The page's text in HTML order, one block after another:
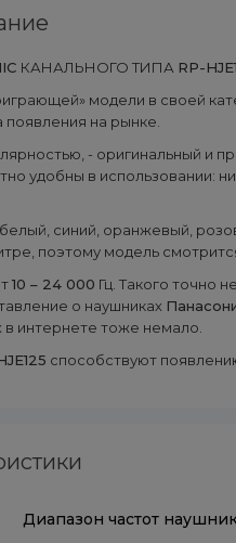
КАНАЛЬНОГО ТИПА RP-
модели в своей
на рынке.
- оригинальный и
удобны в использовании:
синий, оранжевый,
поэтому модель
10 – 24 000 Гц. Такого точно
о наушниках
интернете тоже немало.
способствуют
Диапазон частот